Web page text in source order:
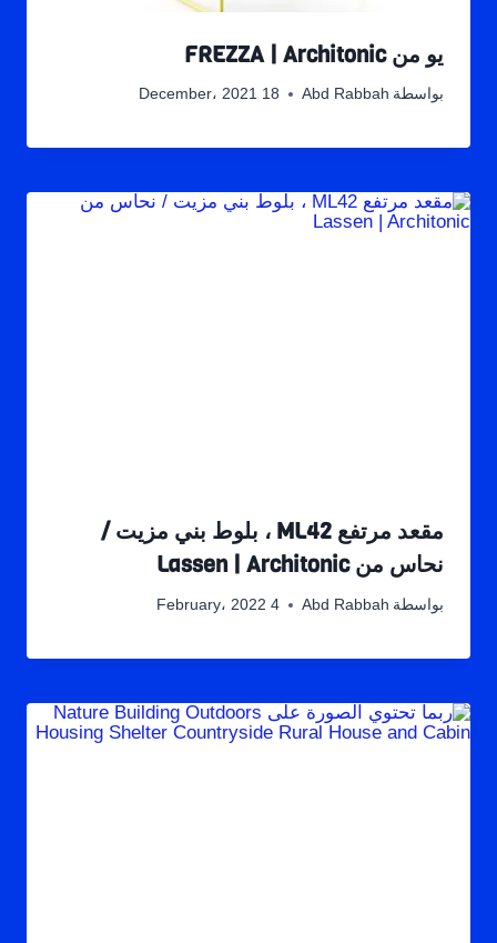
يو من FREZZA | Architonic
بواسطة Abd Rabbah 18 December، 2021
مقعد مرتفع ML42 ، بلوط بني مزيت /
نحاس من Lassen | Architonic
بواسطة Abd Rabbah 4 February، 2022